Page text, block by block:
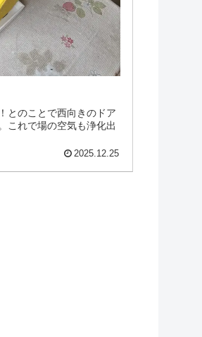
とのことで西向きのドア
これで場の空気も浄化出
2025.12.25